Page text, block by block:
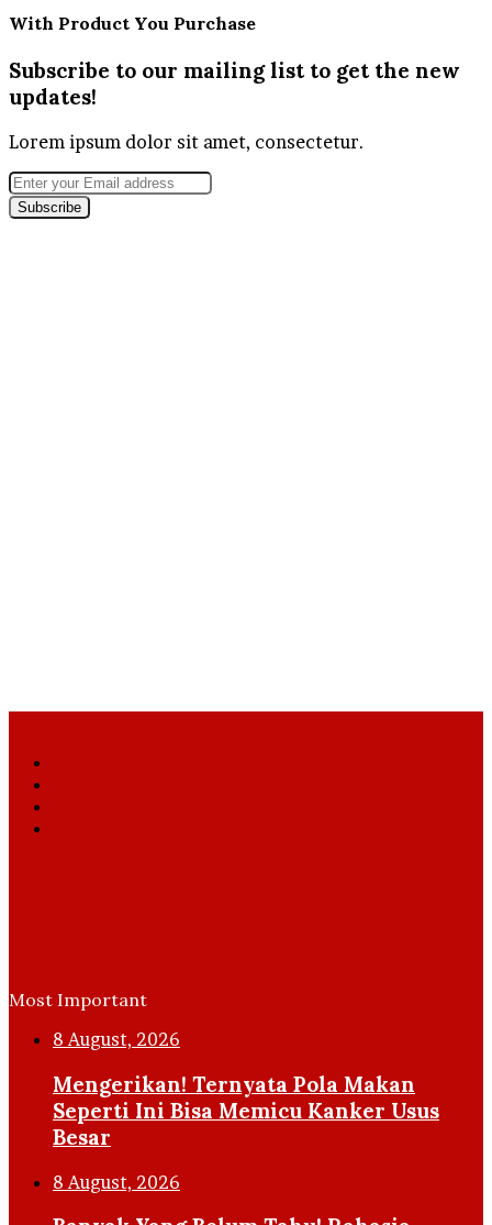
With Product You Purchase
Subscribe to our mailing list to get the new
updates!
Lorem ipsum dolor sit amet, consectetur.
Enter
your
Email
Most Important
8 August, 2026
Mengerikan! Ternyata Pola Makan
Seperti Ini Bisa Memicu Kanker Usus
Besar
8 August, 2026